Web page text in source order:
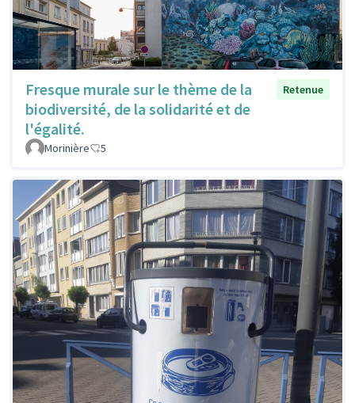
Fresque murale sur le thème de la
biodiversité, de la solidarité et de
l'égalité.
Retenue
Morinière 5